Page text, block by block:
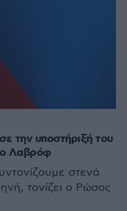
την υποστήριξή του
ο Λαβρόφ
στενά
τονίζει ο Ρώσος